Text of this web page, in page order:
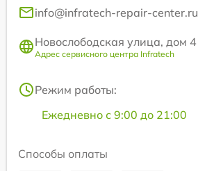
info@infratech-repair-center.ru
Новослободская улица, дом 4
Адрес сервисного центра Infratech
Режим работы:
Ежедневно с 9:00 до 21:00
Способы оплаты